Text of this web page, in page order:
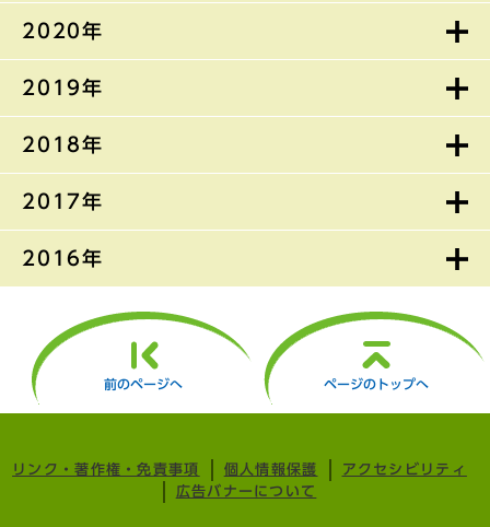
2020年
2019年
2018年
2017年
2016年
前のページへ ページのトップへ
リンク・著作権・免責事項 個人情報保護
アクセシビリティ
広告バナーについて